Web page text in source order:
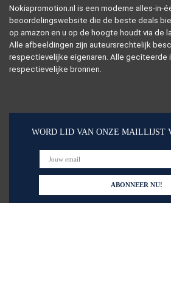
Nokiapromotion.nl is een moderne alles-in-
beoordelingswebsite die de beste deals
op amazon en u op de hoogte houdt via de
Alle afbeeldingen zijn auteursrechtelijk
respectievelijke eigenaren. Alle geciteerde
respectievelijke bronnen.
WORD LID VAN ONZE MAILLIJST